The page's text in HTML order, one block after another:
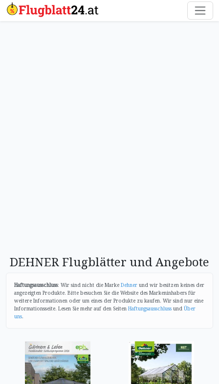
DEHNER Flugblätter und Angebote
Haftungsausschluss: Wir sind nicht die Marke Dehner und wir besitzen keines der
angezeigten Produkte. Bitte besuchen Sie die Website des Markeninhabers für
weitere Informationen oder um eines der Produkte zu kaufen. Wir sind nur eine
Informationsseite. Lesen Sie mehr auf den Seiten Haftungsausschluss und Über
uns.